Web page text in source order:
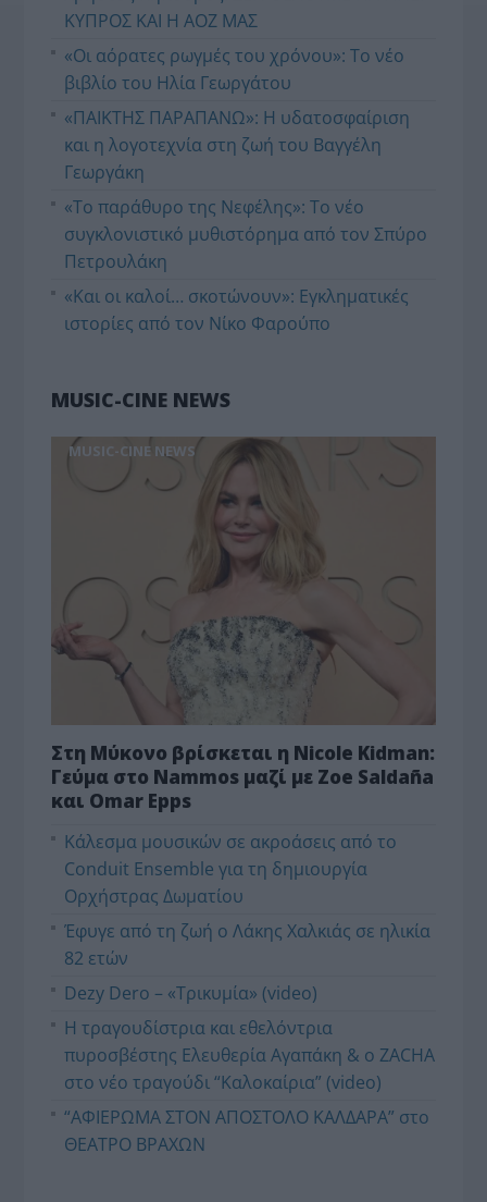
ΚΥΠΡΟΣ ΚΑΙ Η ΑΟΖ ΜΑΣ
«Οι αόρατες ρωγμές του χρόνου»: Το νέο
βιβλίο του Ηλία Γεωργάτου
«ΠΑΙΚΤΗΣ ΠΑΡΑΠΑΝΩ»: Η υδατοσφαίριση
και η λογοτεχνία στη ζωή του Βαγγέλη
Γεωργάκη
«Το παράθυρο της Νεφέλης»: Το νέο
συγκλονιστικό μυθιστόρημα από τον Σπύρο
Πετρουλάκη
«Και οι καλοί… σκοτώνουν»: Εγκληματικές
ιστορίες από τον Νίκο Φαρούπο
MUSIC-CINE NEWS
MUSIC-CINE NEWS
Στη Μύκονο βρίσκεται η Nicole Kidman:
Γεύμα στο Nammos μαζί με Zoe Saldaña
και Omar Epps
Κάλεσμα μουσικών σε ακροάσεις από το
Conduit Ensemble για τη δημιουργία
Ορχήστρας Δωματίου
Έφυγε από τη ζωή ο Λάκης Χαλκιάς σε ηλικία
82 ετών
Dezy Dero – «Τρικυμία» (video)
Η τραγουδίστρια και εθελόντρια
πυροσβέστης Ελευθερία Αγαπάκη & ο ZACHA
στο νέο τραγούδι “Καλοκαίρια” (video)
“ΑΦΙΕΡΩΜΑ ΣΤΟΝ ΑΠΟΣΤΟΛΟ ΚΑΛΔΑΡΑ” στο
ΘΕΑΤΡΟ ΒΡΑΧΩΝ